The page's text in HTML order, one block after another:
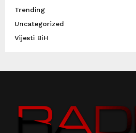
Trending
Uncategorized
Vijesti BiH